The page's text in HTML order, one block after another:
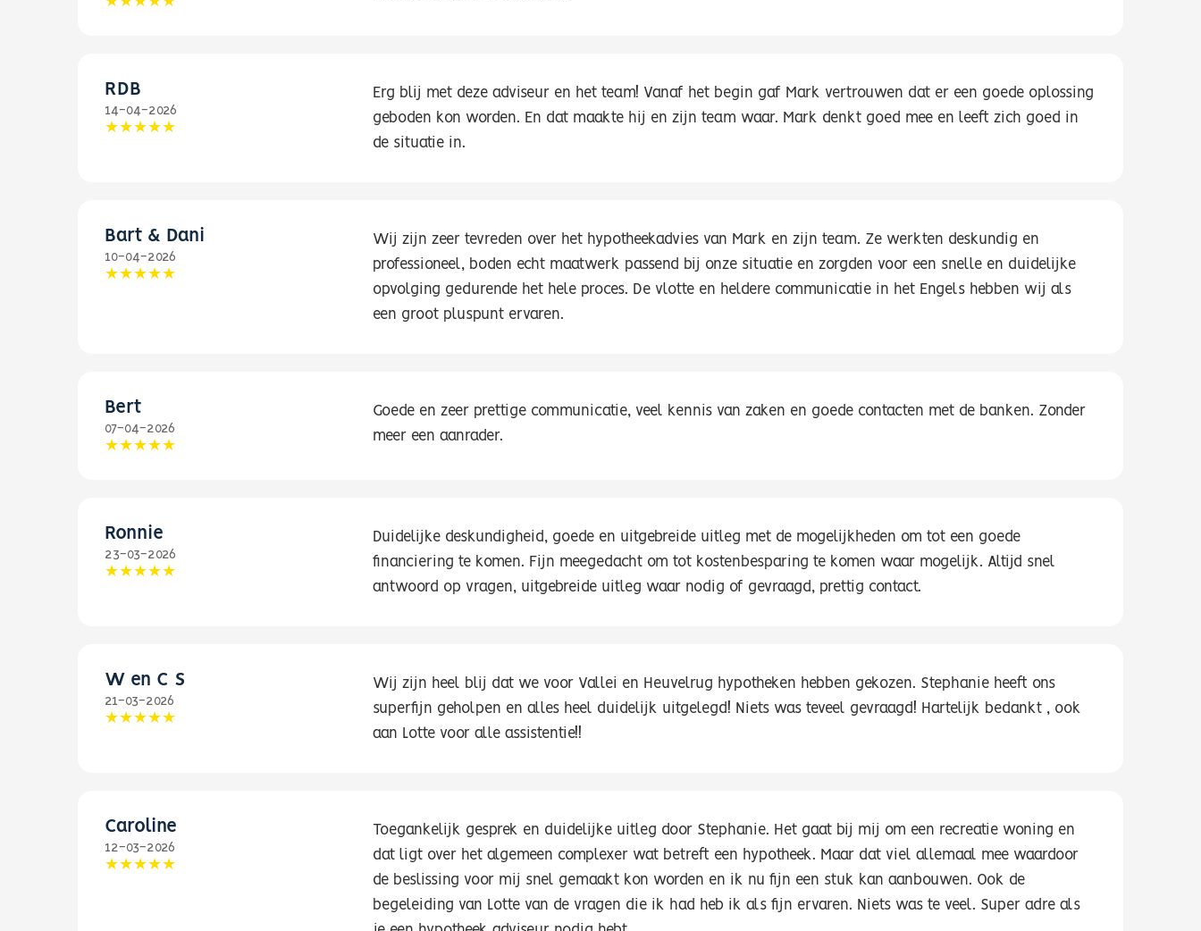
RDB
14-04-2026
Erg blij met deze adviseur en het team! Vanaf het begin gaf Mark vertrouwen dat er een goede oplossing
geboden kon worden. En dat maakte hij en zijn team waar. Mark denkt goed mee en leeft zich goed in
de situatie in.
Bart & Dani
10-04-2026
Wij zijn zeer tevreden over het hypotheekadvies van Mark en zijn team. Ze werkten deskundig en
professioneel, boden echt maatwerk passend bij onze situatie en zorgden voor een snelle en duidelijke
opvolging gedurende het hele proces. De vlotte en heldere communicatie in het Engels hebben wij als
een groot pluspunt ervaren.
Bert
07-04-2026
Goede en zeer prettige communicatie, veel kennis van zaken en goede contacten met de banken. Zonder
meer een aanrader.
Ronnie
23-03-2026
Duidelijke deskundigheid, goede en uitgebreide uitleg met de mogelijkheden om tot een goede
financiering te komen. Fijn meegedacht om tot kostenbesparing te komen waar mogelijk. Altijd snel
antwoord op vragen, uitgebreide uitleg waar nodig of gevraagd, prettig contact.
W en C S
21-03-2026
Wij zijn heel blij dat we voor Vallei en Heuvelrug hypotheken hebben gekozen. Stephanie heeft ons
superfijn geholpen en alles heel duidelijk uitgelegd! Niets was teveel gevraagd! Hartelijk bedankt , ook
aan Lotte voor alle assistentie!!
Caroline
12-03-2026
Toegankelijk gesprek en duidelijke uitleg door Stephanie. Het gaat bij mij om een recreatie woning en
dat ligt over het algemeen complexer wat betreft een hypotheek. Maar dat viel allemaal mee waardoor
de beslissing voor mij snel gemaakt kon worden en ik nu fijn een stuk kan aanbouwen. Ook de
begeleiding van Lotte van de vragen die ik had heb ik als fijn ervaren. Niets was te veel. Super adre als